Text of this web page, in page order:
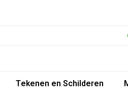
Tekenen en Schilderen